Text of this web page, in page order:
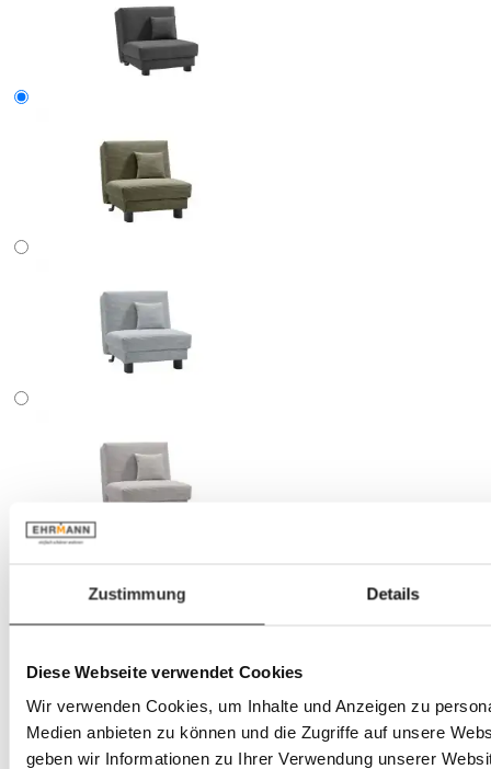
Zustimmung Details
Diese Webseite verwendet Cookies
Wir verwenden Cookies, um Inhalte und Anzeigen zu
Medien anbieten zu können und die Zugriffe auf unsere
geben wir Informationen zu Ihrer Verwendung unserer